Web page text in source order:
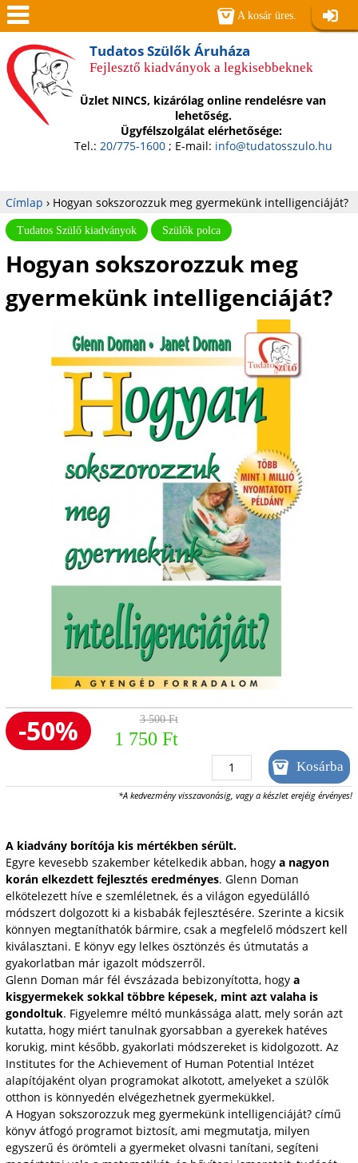
Jump to navigation
Tudatos Szülők Áruháza
Fejlesztő kiadványok a legkisebbeknek
Üzlet NINCS, kizárólag online rendelésre van
lehetőség.
Ügyfélszolgálat elérhetősége:
Tel.: 20/775-1600; E-mail: info@tudatosszulo.hu
Jelenlegi
hely
Címlap › Hogyan sokszorozzuk meg gyermekünk intelligenciáját?
Tudatos Szülő kiadványok Szülők polca
Hogyan sokszorozzuk meg
gyermekünk intelligenciáját?
-50% 3 500 Ft
1 750 Ft
*A kedvezmény visszavonásig, vagy a készlet erejéig érvényes!
A kiadvány borítója kis mértékben sérült.
Egyre kevesebb szakember kételkedik abban, hogy a nagyon
korán elkezdett fejlesztés eredményes. Glenn Doman
elkötelezett híve e szemléletnek, és a világon egyedülálló
módszert dolgozott ki a kisbabák fejlesztésére. Szerinte a kicsik
könnyen megtaníthatók bármire, csak a megfelelő módszert kell
kiválasztani. E könyv egy lelkes ösztönzés és útmutatás a
gyakorlatban már igazolt módszerről.
Glenn Doman már fél évszázada bebizonyította, hogy a
kisgyermekek sokkal többre képesek, mint azt valaha is
gondoltuk. Figyelemre méltó munkássága alatt, mely során azt
kutatta, hogy miért tanulnak gyorsabban a gyerekek hatéves
korukig, mint később, gyakorlati módszereket is kidolgozott. Az
Institutes for the Achievement of Human Potential Intézet
alapítójaként olyan programokat alkotott, amelyeket a szülők
otthon is könnyedén elvégezhetnek gyermekükkel.
A Hogyan sokszorozzuk meg gyermekünk intelligenciáját? című
könyv átfogó programot biztosít, ami megmutatja, milyen
egyszerű és örömteli a gyermeket olvasni tanítani, segíteni
A kosár üres.
Men
ü